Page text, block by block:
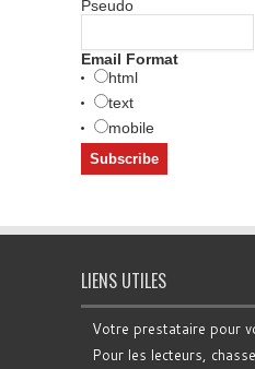
Pseudo
Email Format
html
text
mobile
LIENS UTILES
Votre prestataire pour
Pour les lecteurs,